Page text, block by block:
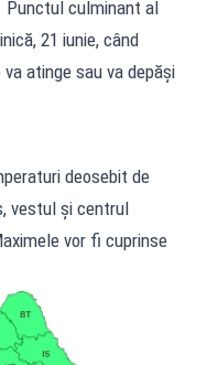
Punctul culminant al
21 iunie, când
atinge sau va depăși
deosebit de
vestul și centrul
vor fi cuprinse